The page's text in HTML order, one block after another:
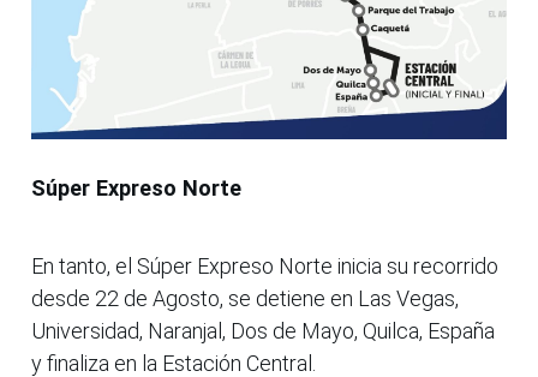
Súper Expreso Norte
En tanto, el Súper Expreso Norte inicia su recorrido
desde 22 de Agosto, se detiene en Las Vegas,
Universidad, Naranjal, Dos de Mayo, Quilca, España
y finaliza en la Estación Central.